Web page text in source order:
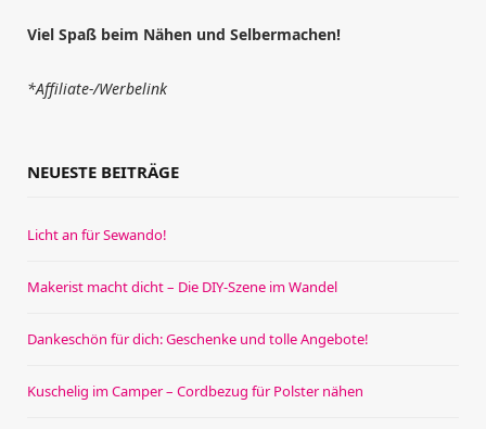
Viel Spaß beim Nähen und Selbermachen!
*Affiliate-/Werbelink
NEUESTE BEITRÄGE
Licht an für Sewando!
Makerist macht dicht – Die DIY-Szene im Wandel
Dankeschön für dich: Geschenke und tolle Angebote!
Kuschelig im Camper – Cordbezug für Polster nähen